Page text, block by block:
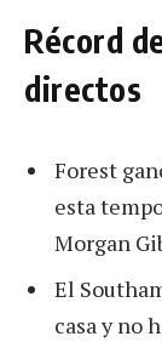
Récord
directos
Forest
esta
Morgan
El
casa y no